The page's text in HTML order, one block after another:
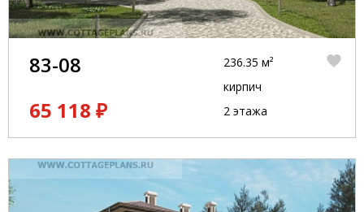
83-08
65 118 ₽
236.35 м²
кирпич
2 этажа